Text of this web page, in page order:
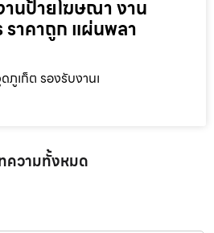
านป้ายโฆษณา งาน
าคาถูก แผ่นพลา
เก็ต รองรับงานเ
ความทั้งหมด